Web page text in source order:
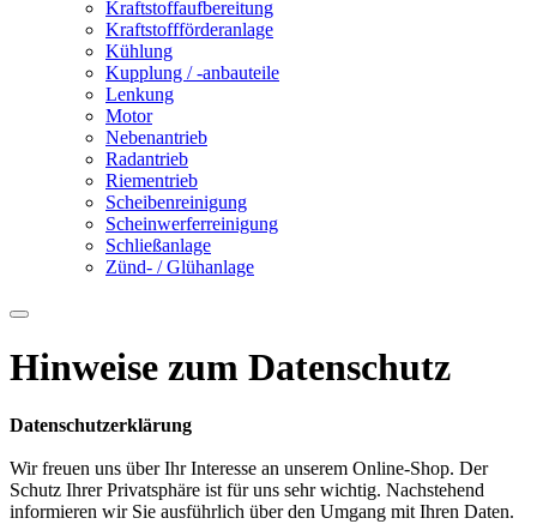
Kraftstoffaufbereitung
Kraftstoffförderanlage
Kühlung
Kupplung / -anbauteile
Lenkung
Motor
Nebenantrieb
Radantrieb
Riementrieb
Scheibenreinigung
Scheinwerferreinigung
Schließanlage
Zünd- / Glühanlage
Hinweise zum Datenschutz
Datenschutzerklärung
Wir freuen uns über Ihr Interesse an unserem Online-Shop. Der
Schutz Ihrer Privatsphäre ist für uns sehr wichtig. Nachstehend
informieren wir Sie ausführlich über den Umgang mit Ihren Daten.